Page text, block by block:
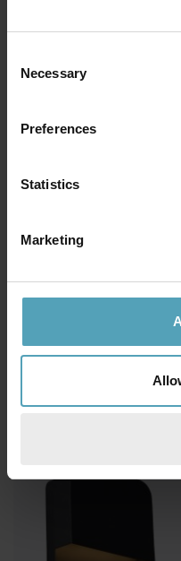
Selection
Necessary
Preferences
Statistics
Marketing
Andra
Clubs läslampa